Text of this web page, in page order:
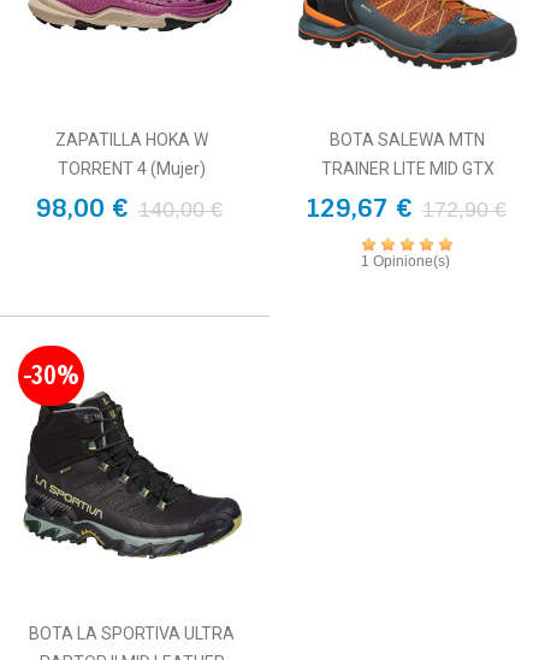
ZAPATILLA HOKA W
TORRENT 4 (Mujer)
98,00 € 140,00 €
BOTA SALEWA MTN
TRAINER LITE MID GTX
129,67 € 172,90 €
1 Opinione(s)
-30%
BOTA LA SPORTIVA ULTRA